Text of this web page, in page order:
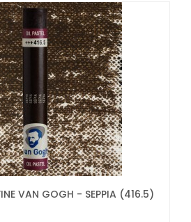
VAN GOGH - SEPPIA (416.5)